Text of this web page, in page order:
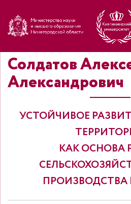
Солдатов
Александрович
УСТОЙЧИВОЕ
КАК ОСНОВА
ПРОИЗВОДСТВА